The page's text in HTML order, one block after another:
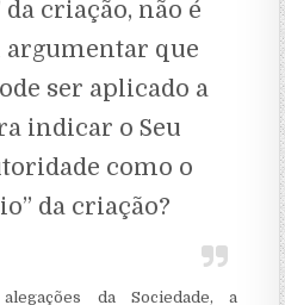
criação, não é
argumentar que
ser aplicado a
indicar o Seu
como o
da criação?
da Sociedade, a